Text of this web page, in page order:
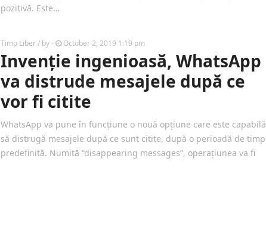
pozitivă. Este…
Timp Liber/ by- October 2, 2019 1:19 pm
Invenție ingenioasă, WhatsApp
va distrude mesajele după ce
vor fi citite
WhatsApp va pune în funcțiune o nouă opțiune care este capabilă
să distrugă mesajele după ce sunt citite, după o perioadă de timp
predefinită. Numită “disappearing messages”, operațiunea va fi